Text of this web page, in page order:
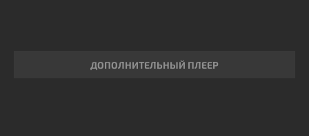
ДОПОЛНИТЕЛЬНЫЙ ПЛЕЕР